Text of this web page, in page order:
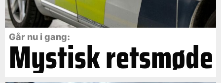
Går nu i gang:
Mystisk retsmøde